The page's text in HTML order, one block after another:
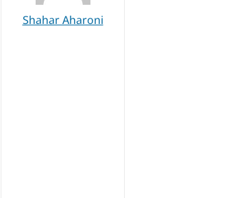
Shahar Aharoni